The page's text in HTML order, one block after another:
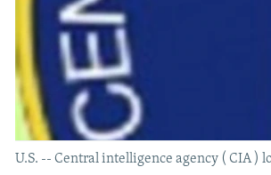
U.S. -- Central intelligence agency ( CIA )